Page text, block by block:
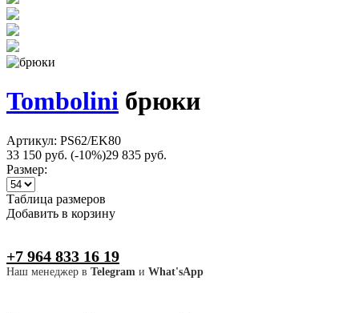
Tombolini брюки
Артикул: PS62/EK80
33 150 руб. (-10%)29 835 руб.
Размер:
Таблица размеров
Добавить в корзину
+7 964 833 16 19
Наш менеджер в Telegram и What'sApp